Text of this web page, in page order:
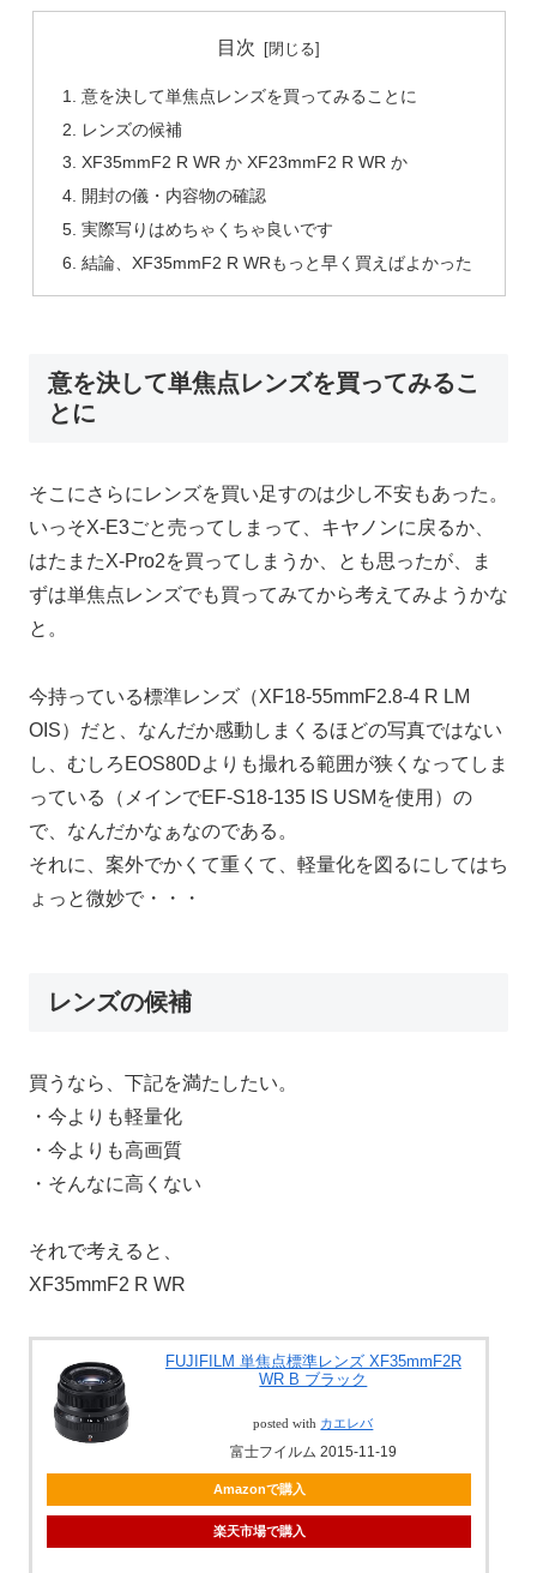
目次
意を決して単焦点レンズを買ってみることに
レンズの候補
XF35mmF2 R WR か XF23mmF2 R WR か
開封の儀・内容物の確認
実際写りはめちゃくちゃ良いです
結論、XF35mmF2 R WRもっと早く買えばよかった
意を決して単焦点レンズを買ってみるこ
とに
そこにさらにレンズを買い足すのは少し不安もあった。
いっそX-E3ごと売ってしまって、キヤノンに戻るか、
はたまたX-Pro2を買ってしまうか、とも思ったが、ま
ずは単焦点レンズでも買ってみてから考えてみようかな
と。
今持っている標準レンズ（XF18-55mmF2.8-4 R LM
OIS）だと、なんだか感動しまくるほどの写真ではない
し、むしろEOS80Dよりも撮れる範囲が狭くなってしま
っている（メインでEF-S18-135 IS USMを使用）の
で、なんだかなぁなのである。
それに、案外でかくて重くて、軽量化を図るにしてはち
ょっと微妙で・・・
レンズの候補
買うなら、下記を満たしたい。
・今よりも軽量化
・今よりも高画質
・そんなに高くない
それで考えると、
XF35mmF2 R WR
FUJIFILM 単焦点標準レンズ XF35mmF2R
WR B ブラック
posted with カエレバ
富士フイルム 2015-11-19
Amazonで購入
楽天市場で購入